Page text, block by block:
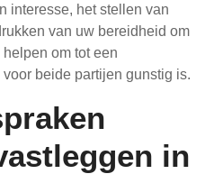
interesse, het stellen van
van uw bereidheid om
om tot een
beide partijen gunstig is.
in